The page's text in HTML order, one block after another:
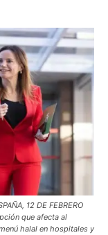
12 DE FEBRERO
que afecta al
halal en hospitales y